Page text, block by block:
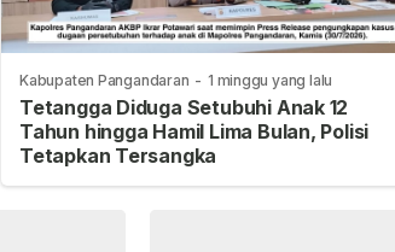
Kabupaten Pangandaran - 1 minggu yang lalu
Tetangga Diduga Setubuhi Anak 12
Tahun hingga Hamil Lima Bulan, Polisi
Tetapkan Tersangka